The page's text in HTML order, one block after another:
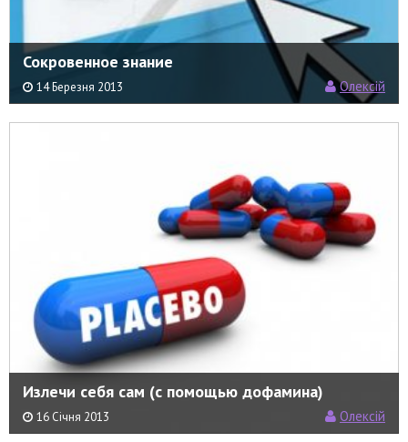
Сокровенное знание
14 Березня 2013 Олексій
Излечи себя сам (с помощью дофамина)
16 Січня 2013 Олексій